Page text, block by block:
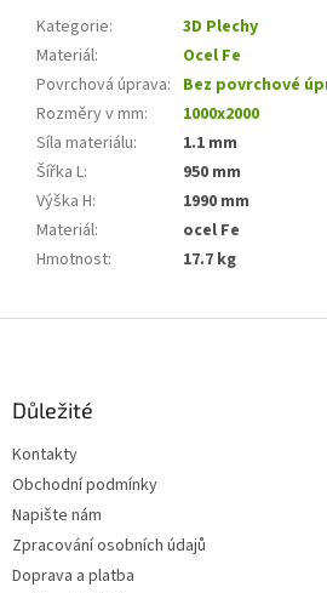
Kategorie:
3D Plechy
Materiál:
Ocel Fe
Povrchová úprava: Bez povrchové
Rozměry v mm:
1000x2000
Síla materiálu:
1.1 mm
Šířka L:
950 mm
Výška H:
1990 mm
Materiál:
ocel Fe
Hmotnost: 17.7 kg
Důležité
Kontakty
Obchodní podmínky
Napište nám
Zpracování osobních údajů
Doprava a platba